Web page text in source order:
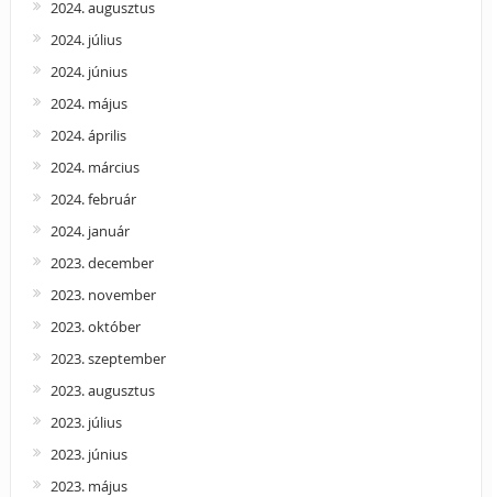
2024. augusztus
2024. július
2024. június
2024. május
2024. április
2024. március
2024. február
2024. január
2023. december
2023. november
2023. október
2023. szeptember
2023. augusztus
2023. július
2023. június
2023. május